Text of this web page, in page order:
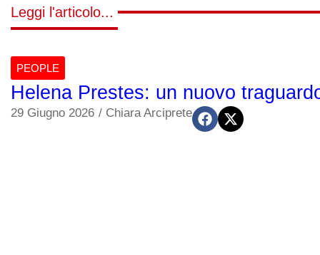
Leggi l'articolo...
PEOPLE
Helena Prestes: un nuovo
29 Giugno 2026 / Chiara Arciprete